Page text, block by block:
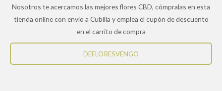
Nosotros te acercamos las mejores flores CBD, cómpralas en esta
tienda online con envío a Cubilla y emplea el cupón de descuento
en el carrito de compra
DEFLORESVENGO